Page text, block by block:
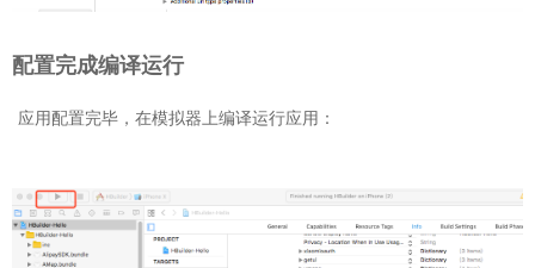
配置完成编译运行
应用配置完毕，在模拟器上编译运行应用：